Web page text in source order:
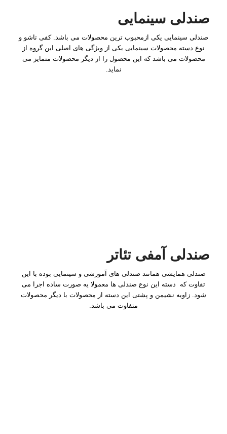
صندلی سینمایی
صندلی سینمایی یکی ازمحبوب ترین محصولات می باشد. کفی تاشو و
نوع دسته محصولات سینمایی یکی از ویژگی های اصلی این گروه از
محصولات می باشد که این محصول را از دیگر محصولات متمایز می
نماید.
صندلی آمفی تئاتر
صندلی همایشی همانند صندلی های آموزشی و سینمایی بوده با این
تفاوت که دسته این نوع صندلی ها معمولا یه صورت ساده اجرا می
شود. زاویه نشیمن و پشتی این دسته از محصولات با دیگر محصولات
متفاوت می باشد.